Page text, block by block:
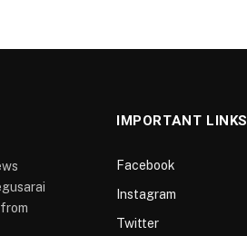
IMPORTANT LINKS
Facebook
Instagram
Twitter